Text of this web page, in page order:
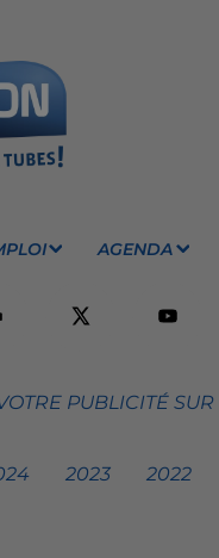
AGENDA
PUBLICITÉ
2023 2022